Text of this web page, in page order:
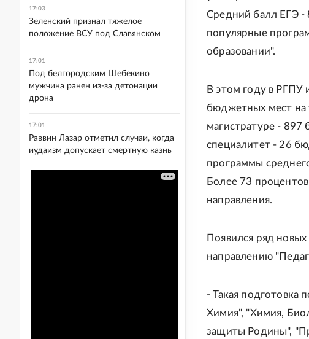
Средний балл ЕГЭ -
популярные
образовании".
В этом году в РГПУ
бюджетных мест на
магистратуре -
специалитет - 26
программы
Более 73
направления.
Появился ряд
направлению
- Такая подготовка
Химия", "Химия,
защиты Родины",
17:03
Зеленский признал тяжелое
положение ВСУ под Славянском
17:01
Под белгородским Шебекино
мужчина ранен из-за детонации
дрона
17:01
Раввин Лазар отметил случаи, когда
иудаизм допускает смертную казнь